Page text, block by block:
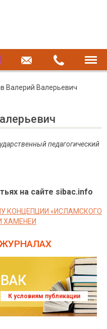
Валерий Валерьевич
педагогический
на сайте sibac.info
КОНЦЕПЦИИ «ИСЛАМСКОГО
ХАМЕНЕИ
ВАК
К условиям публикации